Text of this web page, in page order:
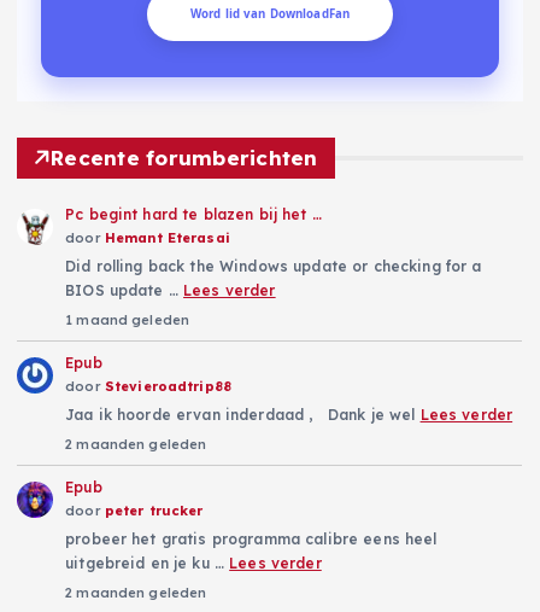
e
n
p
a
g
i
n
e
r
i
Word lid van DownloadFan
Recente forumberichten
Pc begint hard te blazen bij het …
door Hemant Eterasai
Did rolling back the Windows update or checking for a
BIOS update … Lees verder
1 maand geleden
Epub
door Stevieroadtrip88
Jaa ik hoorde ervan inderdaad , Dank je wel Lees verder
2 maanden geleden
Epub
door peter trucker
probeer het gratis programma calibre eens heel
uitgebreid en je ku … Lees verder
2 maanden geleden